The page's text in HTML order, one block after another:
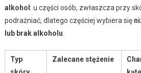
alkohol: u części osób, zwłaszcza przy
podrażniać, dlatego częściej wybiera się
lub brak alkoholu
Typ
Zalecane stężenie